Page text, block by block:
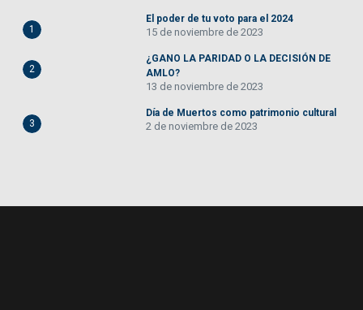
1
El poder de tu voto para el 2024
15 de noviembre de 2023
2
¿GANO LA PARIDAD O LA DECISIÓN DE
AMLO?
13 de noviembre de 2023
3
Día de Muertos como patrimonio cultural
2 de noviembre de 2023